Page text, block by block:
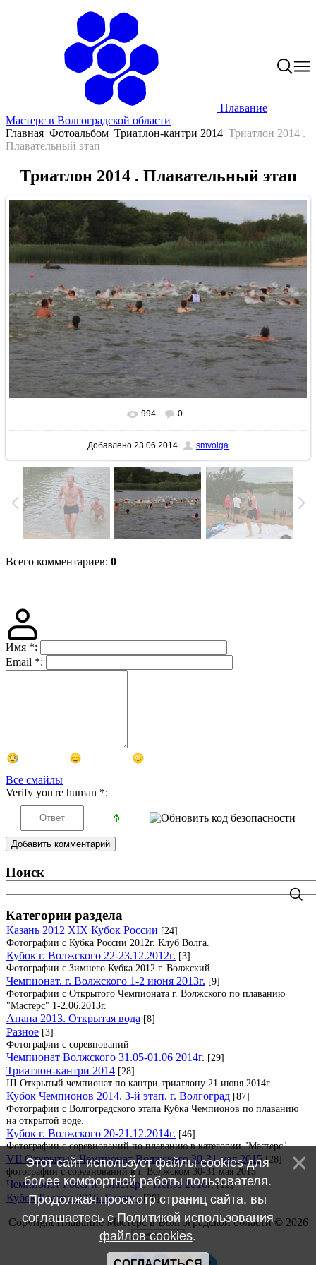
Плавание
Мастерс в Волгоградской области
Главная Фотоальбом Триатлон-кантри 2014 Триатлон 2014 .
Плавательный этап
Триатлон 2014 . Плавательный этап
В реальном размере 640x427
994 0
Добавлено 23.06.2014 smvolga
Всего комментариев: 0
Имя *:
Email *:
Все смайлы
Verify you're human *:
Добавить комментарий
Поиск
Категории раздела
Казань 2012 XIX Кубок России [24]
Фотографии с Кубка России 2012г. Клуб Волга.
Кубок г. Волжского 22-23.12.2012г. [3]
Фотографии с Зимнего Кубка 2012 г. Волжский
Чемпионат. г. Волжского 1-2 июня 2013г. [9]
Фотографии с Открытого Чемпионата г. Волжского по плаванию
"Мастерс" 1-2.06.2013г.
Анапа 2013. Открытая вода [8]
Разное [3]
Фотографии с соревнований
Чемпионат Волжского 31.05-01.06 2014г. [29]
Триатлон-кантри 2014 [28]
III Открытый чемпионат по кантри-триатлону 21 июня 2014г.
Кубок Чемпионов 2014. 3-й этап. г. Волгоград [87]
Фотографии с Волгоградского этапа Кубка Чемпионов по плаванию
на открытой воде.
Кубок г. Волжского 20-21.12.2014г. [46]
Фотографии с соревнований по плаванию в категории "Мастерс"
VII Открытый Чемпионат Волжского 30-31 мая 2015 [28]
фотографии с соревнований в г. Волжском 30-31 мая 2015
Чемпионат России "Мастерс" Пенза 2016г. [12]
Кубок России 2016. Казань. [38]
Copyright Плавание Мастерс в Волгоградской области © 2026
Этот сайт использует файлы cookies для
более комфортной работы пользователя.
Продолжая просмотр страниц сайта, вы
соглашаетесь сПолитикой использования
файлов cookies.